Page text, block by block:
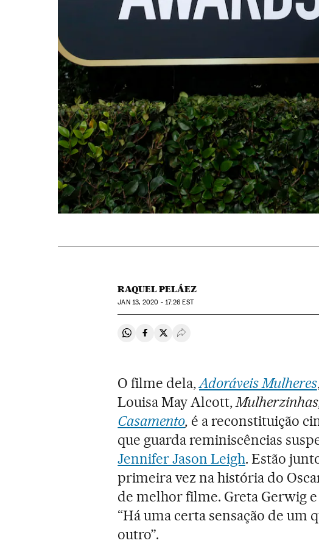
RAQUEL PELÁEZ
JAN13, 2020 - 17:26 EST
Compartir en Whatsapp
Compartir en Facebook
Compartir en Twitter
Desplegar Redes Sociales
O filme dela,Adoráveis Mulheres
Louisa May Alcott,
Casamento, é a reconstituição
que guarda reminiscências
Jennifer Jason Leigh. Estão
primeira vez na história do
de melhor filme. Greta Gerwig
“Há uma certa sensação de um
outro”.